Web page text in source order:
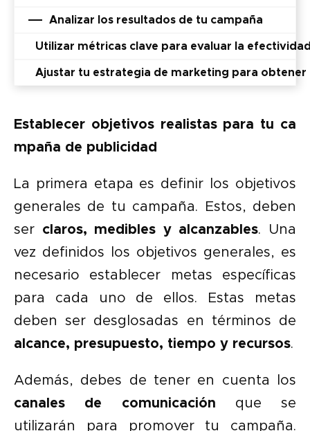
Analizar los resultados de tu campaña
Utilizar métricas clave para evaluar la
Ajustar tu estrategia de marketing para obtener
Establecer objetivos realistas para tu ca
mpaña de publicidad
La primera etapa es definir los objetivos
generales de tu campaña. Estos, deben
ser claros, medibles y alcanzables. Una
vez definidos los objetivos generales, es
necesario establecer metas específicas
para cada uno de ellos. Estas metas
deben ser desglosadas en términos de
alcance, presupuesto, tiempo y recursos.
Además, debes de tener en cuenta los
canales de comunicación que se
utilizarán para promover tu campaña.